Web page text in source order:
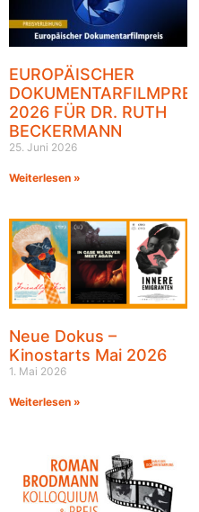
EUROPÄISCHER
DOKUMENTARFILMPREIS
2026 FÜR DR. RUTH
BECKERMANN
25. Juni 2026
Weiterlesen »
Neue Dokus –
Kinostarts Mai 2026
1. Mai 2026
Weiterlesen »